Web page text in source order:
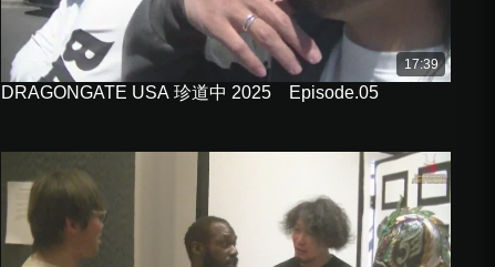
17:39
DRAGONGATE USA 珍道中 2025 Episode.05